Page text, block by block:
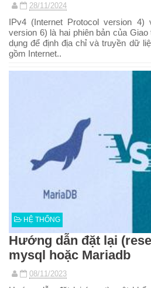
28/11/2024
IPv4 (Internet Protocol version 4)
version 6) là hai phiên bản của
dụng để định địa chỉ và truyền dữ
gồm Internet..
HỆ THỐNG
Hướng dẫn đặt lại
mysql hoặc Mariadb
08/11/2023